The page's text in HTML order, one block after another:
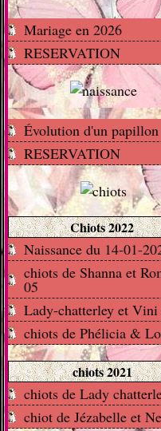
Mariage en 2026
RESERVATION
Évolution d'un papillon
RESERVATION
Chiots 2022
Naissance du 14-01-
chiots de Shanna et
05
Lady-chatterley et
chiots de Phélicia &
chiots 2021
chiots de Lady
chiot de Jézabelle et